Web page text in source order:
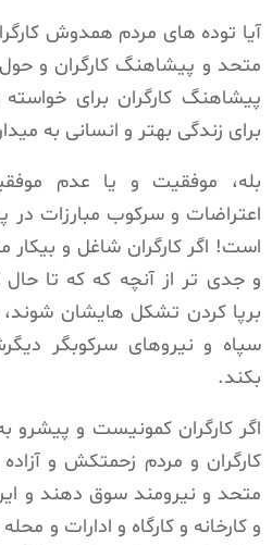
آیا توده های مردم همدوش
متحد و پیشاهنگ کارگران و
پیشاهنگ کارگران برای
برای زندگی بهتر و انسانی به
بله، موفقیت و یا عدم
اعتراضات و سرکوب مبارزات در
است! اگر کارگران شاغل و
و جدی تر از آنچه که که تا حال
برپا کردن تشکل هایشان شوند،
سپاه و نیروهای سرکوبگر
بکند.
اگر کارگران کمونیست و پیشرو
کارگران و مردم زحمتکش و آزاده
متحد و نیرومند سوق دهند و
و کارخانه و کارگاه و ادارات و